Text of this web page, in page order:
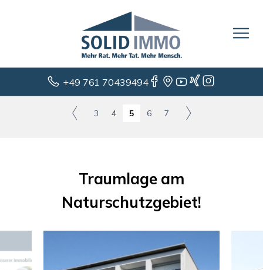
+49 761 70439494
3 4 5 6 7
Traumlage am
Naturschutzgebiet!